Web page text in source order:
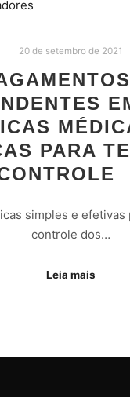
20 de setembro de 2021
PARA
simples e efetivas
controle dos…
Leia mais